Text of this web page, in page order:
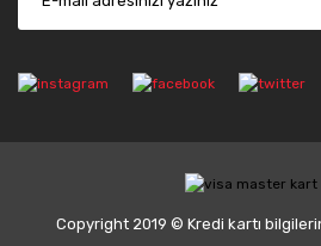
Copyright 2019 © Kredi kartı